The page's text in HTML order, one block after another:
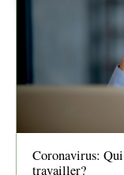
Coronavirus:
travailler?